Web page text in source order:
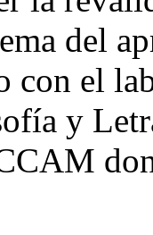
del
con el
y